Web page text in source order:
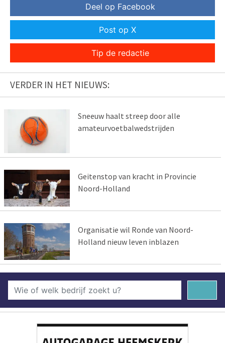
Deel op Facebook
Post op X
Tip de redactie
VERDER IN HET NIEUWS:
Sneeuw haalt streep door alle
amateurvoetbalwedstrijden
Geitenstop van kracht in Provincie
Noord-Holland
Organisatie wil Ronde van Noord-
Holland nieuw leven inblazen